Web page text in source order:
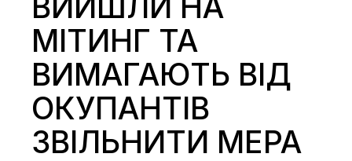
МІТИНГ ТА
ВИМАГАЮТЬ ВІД
ОКУПАНТІВ
ЗВІЛЬНИТИ МЕРА